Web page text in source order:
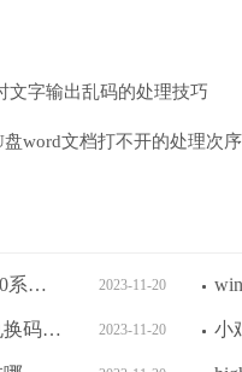
文字输出乱码的处理技巧
word文档打不开的处理次序
win10系统如何设置动态桌面 win10系统设置动态桌面方法介绍 2023-11-20
超次元大冒险境界觉醒2023最新兑换码 超次元大冒险境界觉醒最强阵容搭配攻略 2023-11-20